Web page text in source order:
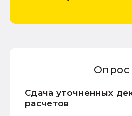
Опрос
Сдача уточненных
расчетов